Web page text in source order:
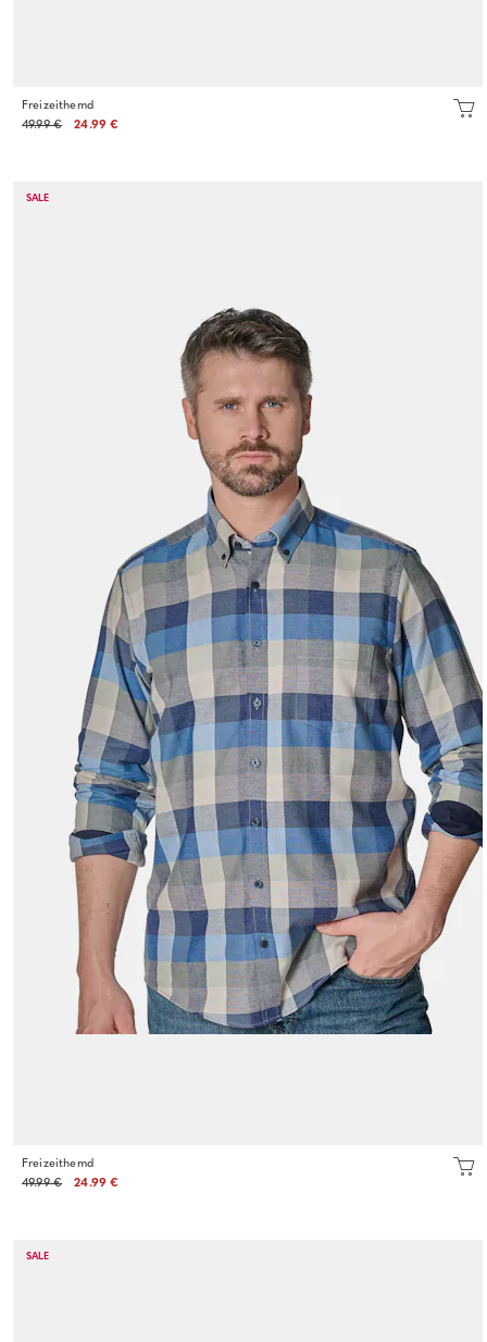
Freizeithemd
49.99 €
24.99 €
SALE
Freizeithemd
49.99 €
24.99 €
SALE